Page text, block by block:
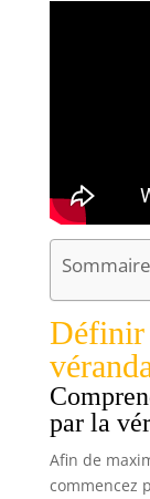
Sommaire
Définir
par la
Afin de
commencez